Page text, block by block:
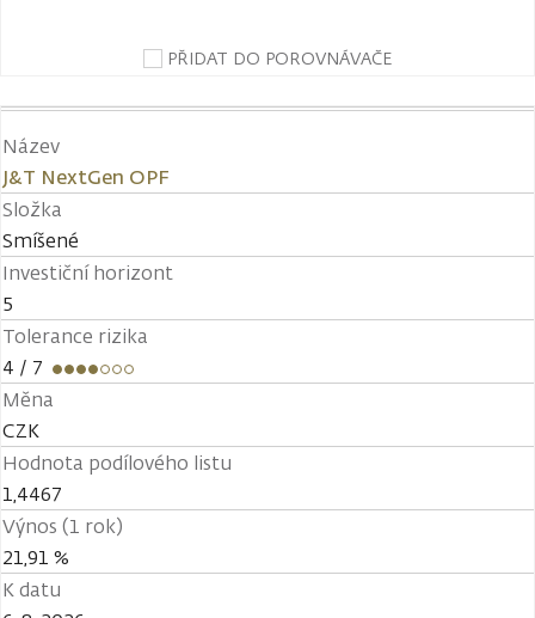
PŘIDAT DO POROVNÁVAČE
Název
J&T NextGen OPF
Složka
Smíšené
Investiční horizont
5
Tolerance rizika
4 / 7
Měna
CZK
Hodnota podílového listu
1,4467
Výnos (1 rok)
21,91 %
K datu